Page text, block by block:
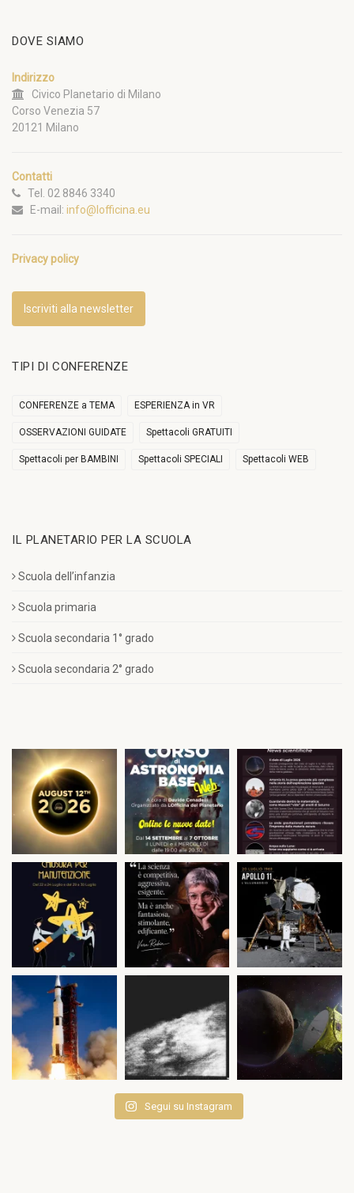
DOVE SIAMO
Indirizzo
Civico Planetario di Milano
Corso Venezia 57
20121 Milano
Contatti
Tel. 02 8846 3340
E-mail: info@lofficina.eu
Privacy policy
Iscriviti alla newsletter
TIPI DI CONFERENZE
CONFERENZE a TEMA ESPERIENZA in VR
OSSERVAZIONI GUIDATE Spettacoli GRATUITI
Spettacoli per BAMBINI Spettacoli SPECIALI Spettacoli WEB
IL PLANETARIO PER LA SCUOLA
Scuola dell’infanzia
Scuola primaria
Scuola secondaria 1° grado
Scuola secondaria 2° grado
Segui su Instagram